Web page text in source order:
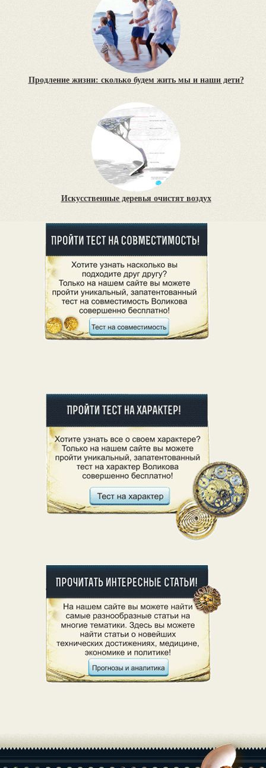
Продление жизни: сколько будем жить мы и наши дети?
Искусственные деревья очистят воздух